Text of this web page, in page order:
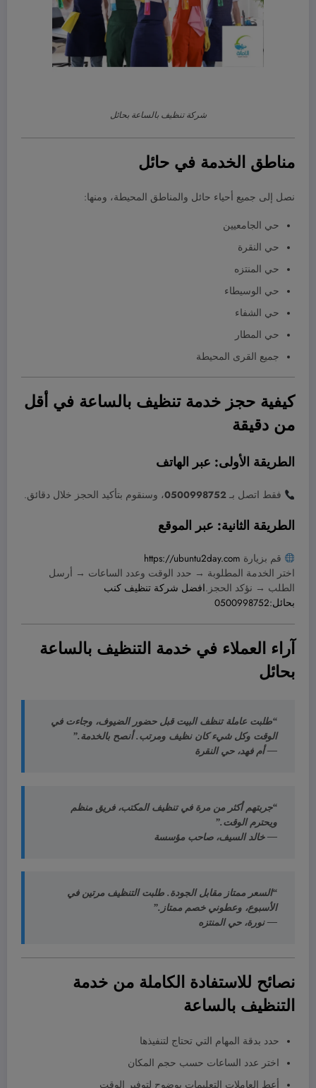
شركة تنظيف بالساعة بحائل
مناطق الخدمة في حائل
نصل إلى جميع أحياء حائل والمناطق المحيطة، ومنها:
حي الجامعيين
حي النقرة
حي المنتزه
حي الوسيطاء
حي الشفاء
حي المطار
جميع القرى المحيطة
كيفية حجز خدمة تنظيف بالساعة في أقل
من دقيقة
الطريقة الأولى: عبر الهاتف
فقط اتصل بـ0500998752، وسنقوم بتأكيد الحجز خلال دقائق.
الطريقة الثانية: عبر الموقع
قم بزيارة https://ubuntu2day.com
اختر الخدمة المطلوبة → حدد الوقت وعدد الساعات → أرسل
الطلب → نؤكد الحجز.افضل شركة تنظيف كنب
بحائل:0500998752
آراء العملاء في خدمة التنظيف بالساعة
بحائل
“طلبت عاملة تنظف البيت قبل حضور الضيوف، وجاءت في
الوقت وكل شيء كان نظيف ومرتب. أنصح بالخدمة.”
— أم فهد، حي النقرة
“جربتهم أكثر من مرة في تنظيف المكتب، فريق منظم
ويحترم الوقت.”
— خالد السيف، صاحب مؤسسة
“السعر ممتاز مقابل الجودة. طلبت التنظيف مرتين في
الأسبوع، وعطوني خصم ممتاز.”
— نورة، حي المنتزه
نصائح للاستفادة الكاملة من خدمة
التنظيف بالساعة
حدد بدقة المهام التي تحتاج لتنفيذها
اختر عدد الساعات حسب حجم المكان
أعطِ العاملات التعليمات بوضوح لتوفير الوقت